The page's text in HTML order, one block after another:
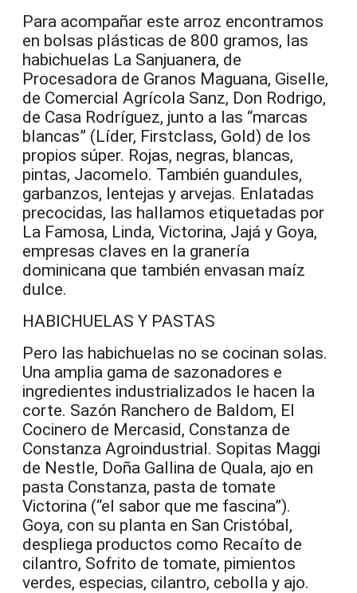
Para acompañar este arroz encontramos
en bolsas plásticas de 800 gramos, las
habichuelas La Sanjuanera, de
Procesadora de Granos Maguana, Giselle,
de Comercial Agrícola Sanz, Don Rodrigo,
de Casa Rodríguez, junto a las “marcas
blancas” (Líder, Firstclass, Gold) de los
propios súper. Rojas, negras, blancas,
pintas, Jacomelo. También guandules,
garbanzos, lentejas y arvejas. Enlatadas
precocidas, las hallamos etiquetadas por
La Famosa, Linda, Victorina, Jajá y Goya,
empresas claves en la granería
dominicana que también envasan maíz
dulce.
HABICHUELAS Y PASTAS
Pero las habichuelas no se cocinan solas.
Una amplia gama de sazonadores e
ingredientes industrializados le hacen la
corte. Sazón Ranchero de Baldom, El
Cocinero de Mercasid, Constanza de
Constanza Agroindustrial. Sopitas Maggi
de Nestle, Doña Gallina de Quala, ajo en
pasta Constanza, pasta de tomate
Victorina (“el sabor que me fascina”).
Goya, con su planta en San Cristóbal,
despliega productos como Recaíto de
cilantro, Sofrito de tomate, pimientos
verdes, especias, cilantro, cebolla y ajo.